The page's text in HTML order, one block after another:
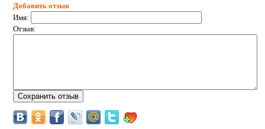
Добавить отзыв
Имя:
Отзыв: